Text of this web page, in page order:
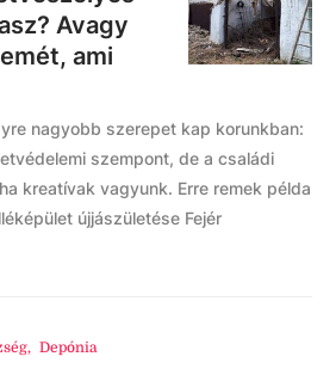
Avagy
ami
nagyobb szerepet kap korunkban:
szempont, de a családi
kreatívak vagyunk. Erre remek példa
újjászületése Fejér
, Depónia